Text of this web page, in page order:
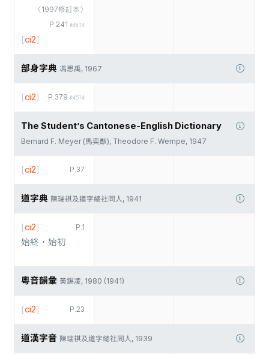
〈1997修訂本〉
P.241 #4874
[ci2]
部身字典 馮思禹, 1967
P.379 #4514
[ci2]
The Student’s Cantonese-English Dictionary
Bernard F. Meyer (馬奕猷), Theodore F. Wempe, 1947
P.37
[ci2]
道字典 陳瑞祺及道字總社同人, 1941
P.1
[ci2]
始終，始初
粵音韻彙 黃錫凌, 1980 (1941)
P.23
[ci2]
道漢字音 陳瑞祺及道字總社同人, 1939